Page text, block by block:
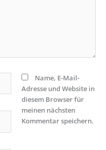
Name, E-Mail-
Adresse und Website in
diesem Browser für
meinen nächsten
Kommentar speichern.